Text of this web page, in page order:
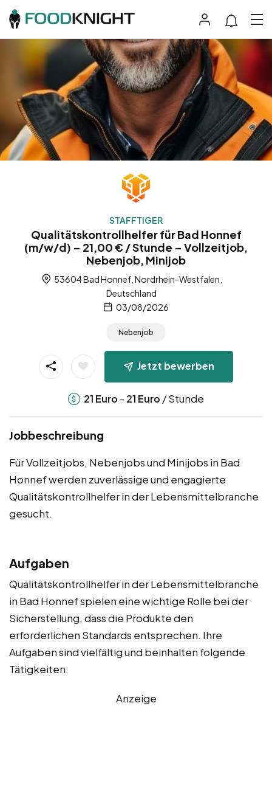
STAFFTIGER
Qualitätskontrollhelfer für Bad Honnef
(m/w/d) – 21,00 € / Stunde – Vollzeitjob,
Nebenjob, Minijob
53604 Bad Honnef, Nordrhein-Westfalen,
Deutschland
03/08/2026
Nebenjob
Jetzt bewerben
21 Euro - 21 Euro / Stunde
Jobbeschreibung
Für Vollzeitjobs, Nebenjobs und Minijobs in Bad
Honnef werden zuverlässige und engagierte
Qualitätskontrollhelfer in der Lebensmittelbranche
gesucht.
Aufgaben
Qualitätskontrollhelfer in der Lebensmittelbranche
in Bad Honnef spielen eine wichtige Rolle bei der
Sicherstellung, dass die Produkte den
erforderlichen Standards entsprechen. Ihre
Aufgaben sind vielfältig und beinhalten folgende
Tätigkeiten:
Anzeige